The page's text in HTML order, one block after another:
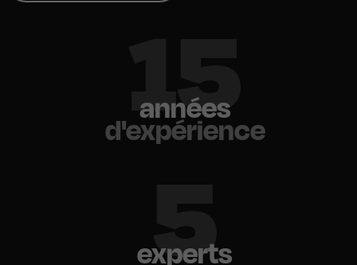
18
années
d'expérience
6
experts